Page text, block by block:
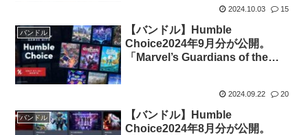
2024.10.03 15
バンドル
【バンドル】Humble
Choice2024年9月分が公開。
「Marvel’s Guardians of the
2024.09.22 20
バンドル
【バンドル】Humble
Choice2024年8月分が公開。